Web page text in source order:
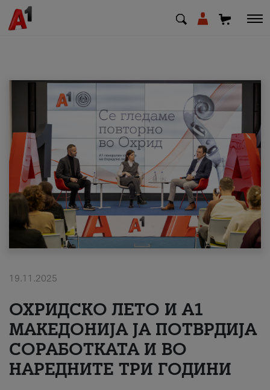
МК SQ
Приватни Деловни
Поддршка
Надополни кредит
#ПодобарОнлајн
19.11.2025
ОХРИДСКО ЛЕТО И A1
МАКЕДОНИЈА ЈА ПОТВРДИЈА
СОРАБОТКАТА И ВО
НАРЕДНИТЕ ТРИ ГОДИНИ